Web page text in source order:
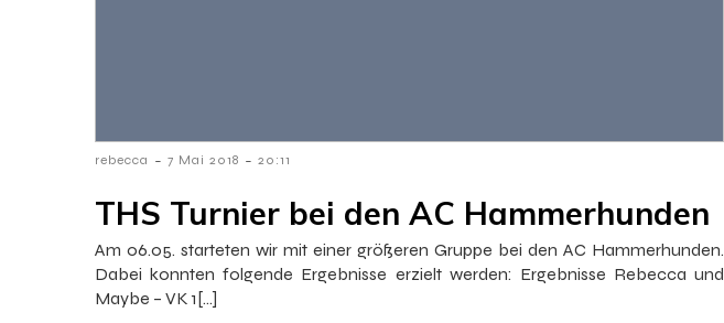
rebecca - 7 Mai 2018 - 20:11
THS Turnier bei den AC Hammerhunden
Am 06.05. starteten wir mit einer größeren Gruppe bei den AC Hammerhunden.
Dabei konnten folgende Ergebnisse erzielt werden: Ergebnisse Rebecca und
Maybe – VK 1[…]